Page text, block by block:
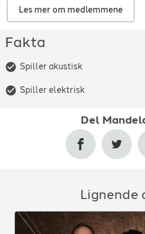
Les mer om medlemmene
Fakta
Spiller akustisk
Spiller elektrisk
Del
Lignende